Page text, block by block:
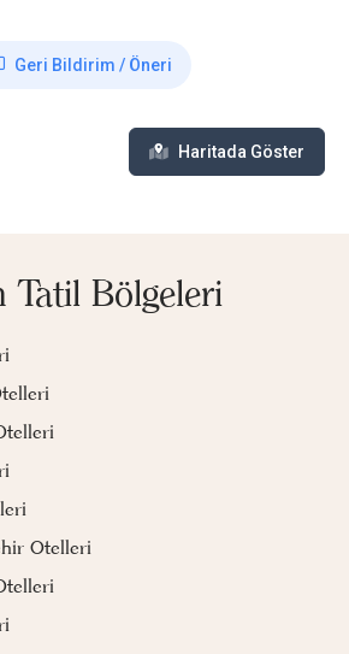
Geri Bildirim / Öneri
Haritada Göster
Tatil Bölgeleri
Otelleri